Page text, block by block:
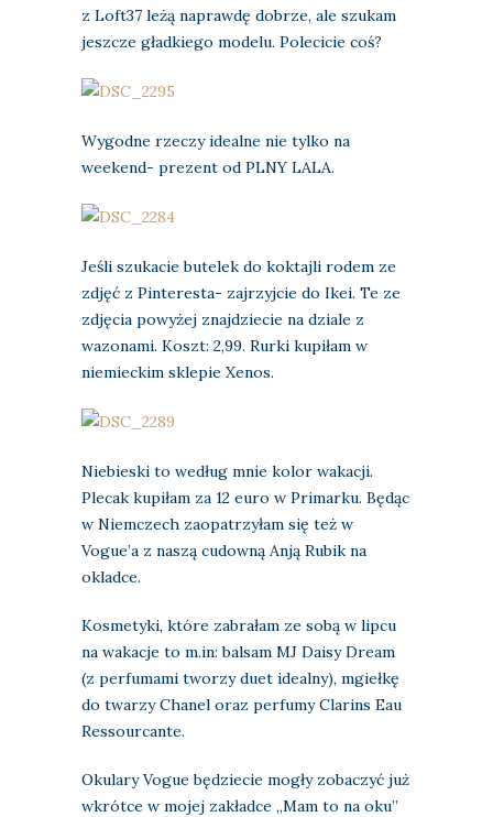
z Loft37 leżą naprawdę dobrze, ale szukam
jeszcze gładkiego modelu. Polecicie coś?
Wygodne rzeczy idealne nie tylko na
weekend- prezent od PLNY LALA.
Jeśli szukacie butelek do koktajli rodem ze
zdjęć z Pinteresta- zajrzyjcie do Ikei. Te ze
zdjęcia powyżej znajdziecie na dziale z
wazonami. Koszt: 2,99. Rurki kupiłam w
niemieckim sklepie Xenos.
Niebieski to według mnie kolor wakacji.
Plecak kupiłam za 12 euro w Primarku. Będąc
w Niemczech zaopatrzyłam się też w
Vogue’a z naszą cudowną Anją Rubik na
okladce.
Kosmetyki, które zabrałam ze sobą w lipcu
na wakacje to m.in: balsam MJ Daisy Dream
(z perfumami tworzy duet idealny), mgiełkę
do twarzy Chanel oraz perfumy Clarins Eau
Ressourcante.
Okulary Vogue będziecie mogły zobaczyć już
wkrótce w mojej zakładce „Mam to na oku”